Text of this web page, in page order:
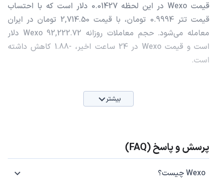
قیمت Wexo در این لحظه 0.01427 دلار است که با احتساب
قیمت تتر 0.9994 تومان، با قیمت 2,714.50 تومان در ایران
معامله می‌شود. حجم معاملات روزانه Wexo 92,222.72 دلار
است و قیمت Wexo در 24 ساعت اخیر، -1.88 کاهش داشته
است.
بیشتر
پرسش و پاسخ (FAQ)
Wexo چیست؟